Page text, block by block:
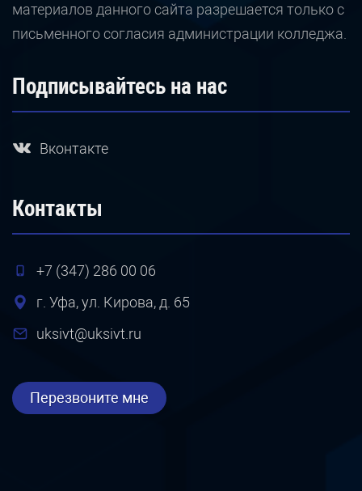
материалов данного сайта разрешается только с
письменного согласия администрации колледжа.
Подписывайтесь на нас
Вконтакте
Контакты
+7 (347) 286 00 06
г. Уфа, ул. Кирова, д. 65
uksivt@uksivt.ru
Перезвоните мне